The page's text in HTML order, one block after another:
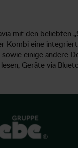
mit den beliebten
eine
einige andere
Geräte via